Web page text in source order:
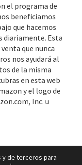
el programa de
beneficiamos
que hacemos
diariamente. Esta
que nunca
nos ayudará al
de la misma
en esta web
y el logo de
Inc. u
y de terceros para